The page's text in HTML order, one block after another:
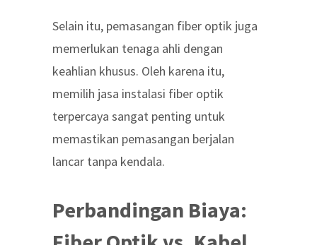
Selain itu, pemasangan fiber optik juga
memerlukan tenaga ahli dengan
keahlian khusus. Oleh karena itu,
memilih jasa instalasi fiber optik
terpercaya sangat penting untuk
memastikan pemasangan berjalan
lancar tanpa kendala.
Perbandingan Biaya: